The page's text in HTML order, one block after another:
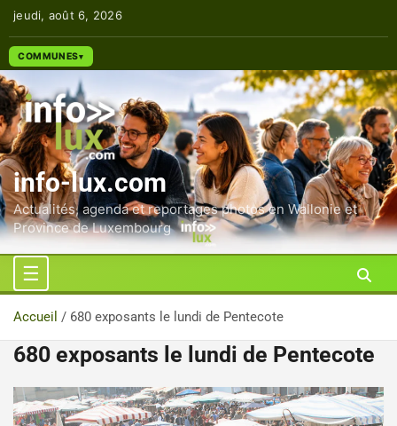
Aller
au
contenu
jeudi, août 6, 2026
COMMUNES
info-lux.com
Actualités, agenda et reportages photos en Wallonie et
Province de Luxembourg
Accueil 680 exposants le lundi de Pentecote
680 exposants le lundi de Pentecote